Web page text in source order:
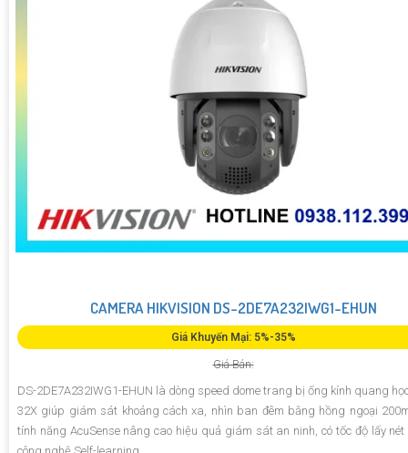
CAMERA HIKVISION DS-2DE7A232IWG1-EHUN
Giá Khuyến Mại: 5%-35%
Giá Bán:
DS-2DE7A232IWG1-EHUN là dòng speed dome trang bị ống kính quang
32X giúp giám sát khoảng cách xa, nhìn ban đêm bằng hồng ngoại
tính năng AcuSense nâng cao hiệu quả giám sát an ninh, có tốc độ lấy nét